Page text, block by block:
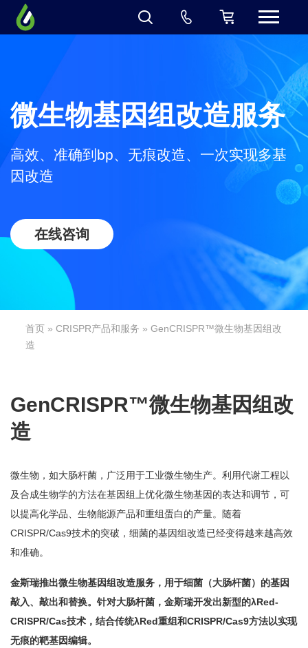
微生物基因组改造服务
高效、准确到bp、无痕改造、一次实现多基
因改造
在线咨询
首页 »CRISPR产品和服务 » GenCRISPR™微生物基因组改
造
GenCRISPR™微生物基因组改
造
微生物，如大肠杆菌，广泛用于工业微生物生产。利用代谢工程以
及合成生物学的方法在基因组上优化微生物基因的表达和调节，可
以提高化学品、生物能源产品和重组蛋白的产量。随着
CRISPR/Cas9技术的突破，细菌的基因组改造已经变得越来越高效
和准确。
金斯瑞推出微生物基因组改造服务，用于细菌（大肠杆菌）的基因
敲入、敲出和替换。针对大肠杆菌，金斯瑞开发出新型的λRed-
CRISPR/Cas技术，结合传统λRed重组和CRISPR/Cas9方法以实现
无痕的靶基因编辑。